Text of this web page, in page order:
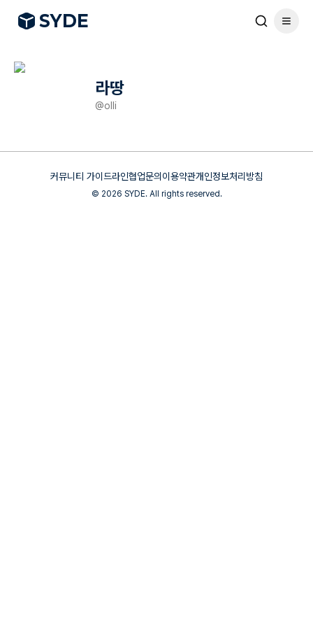
SYDE
라땅
@olli
커뮤니티 가이드라인협업문의 이용약관개인정보처리방침
© 2026 SYDE. All rights reserved.